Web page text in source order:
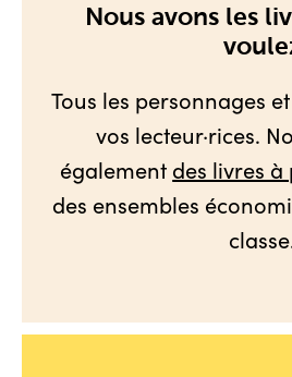
Nous avons les
Tous les personnages
vos lecteur·rices.
également des livres
des ensembles